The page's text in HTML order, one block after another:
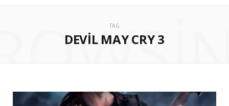
TAG
DEVIL MAY CRY 3